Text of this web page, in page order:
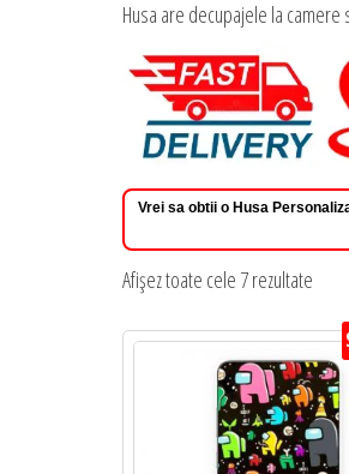
Husa are decupajele la
Vrei sa obtii o Husa
Afișez toate cele 7 rezultate
preț:
de
la
mic